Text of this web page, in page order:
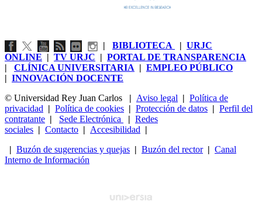
| BIBLIOTECA | URJC
ONLINE | TV URJC | PORTAL DE TRANSPARENCIA
| CLÍNICA UNIVERSITARIA | EMPLEO PÚBLICO
| INNOVACIÓN DOCENTE
© Universidad Rey Juan Carlos
| Aviso legal | Política de
privacidad | Política de cookies | Protección de datos | Perfil del
contratante | Sede Electrónica | Redes
sociales | Contacto | Accesibilidad |
| Buzón de sugerencias y quejas | Buzón del rector| Canal
Interno de Información